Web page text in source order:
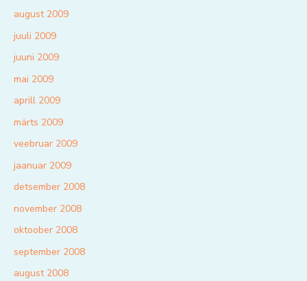
august 2009
juuli 2009
juuni 2009
mai 2009
aprill 2009
märts 2009
veebruar 2009
jaanuar 2009
detsember 2008
november 2008
oktoober 2008
september 2008
august 2008